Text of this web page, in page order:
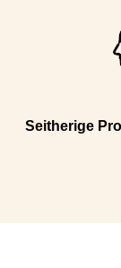
Seitherige